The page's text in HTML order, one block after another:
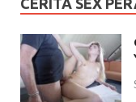
CERITA SEX